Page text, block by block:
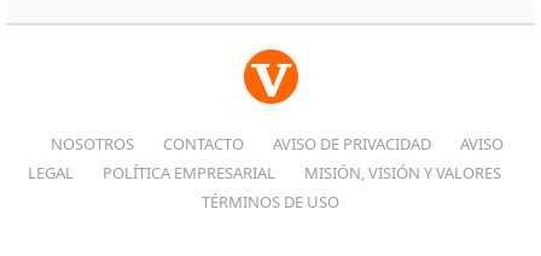
NOSOTROS CONTACTO AVISO DE PRIVACIDAD
AVISO
LEGAL
POLÍTICA EMPRESARIAL
MISIÓN, VISIÓN Y VALORES
TÉRMINOS DE USO